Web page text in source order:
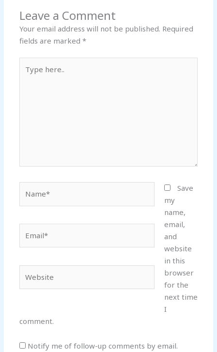
Leave a Comment
Your email address will not be published. Required
fields are marked*
here..
Save
my
name,
email,
and
website
in this
browser
for the
next time
I
comment.
Notify me of follow-up comments by email.